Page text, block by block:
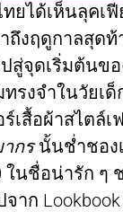
ยได้เห็นลุคเ
ถึงฤดูกาลสุด
สู่จุดเริ่มต้นข
ทรงจำในวัย
เสื้อผ้าสไตล์
กรนั้นช่ำชอง
ในชื่อน่ารัก ๆ
าก